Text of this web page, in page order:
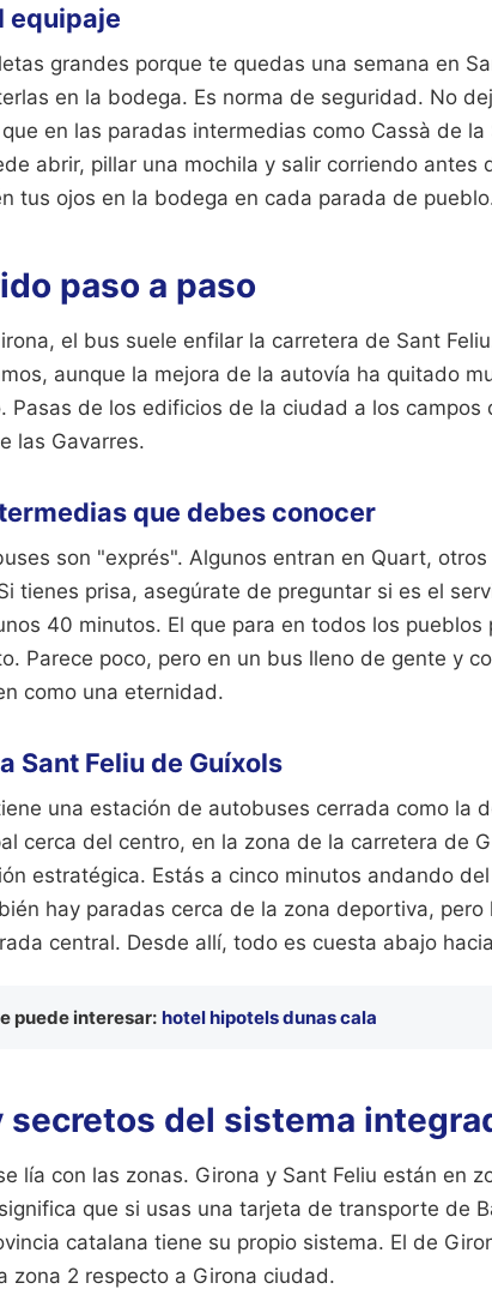
equipaje
grandes porque te quedas una semana en
en la bodega. Es norma de seguridad. No
en las paradas intermedias como Cassà de la
abrir, pillar una mochila y salir corriendo antes
tus ojos en la bodega en cada parada de
paso a paso
el bus suele enfilar la carretera de Sant
aunque la mejora de la autovía ha quitado
Pasas de los edificios de la ciudad a los campos
las Gavarres.
que debes conocer
son "exprés". Algunos entran en Quart,
tienes prisa, asegúrate de preguntar si es el
40 minutos. El que para en todos los
Parece poco, pero en un bus lleno de gente y
como una eternidad.
Sant Feliu de Guíxols
una estación de autobuses cerrada como la
cerca del centro, en la zona de la carretera de
estratégica. Estás a cinco minutos andando
hay paradas cerca de la zona deportiva,
central. Desde allí, todo es cuesta abajo
puede interesar: hotel hipotels dunas cala
secretos del sistema
lía con las zonas. Girona y Sant Feliu están en
que si usas una tarjeta de transporte de
catalana tiene su propio sistema. El de
zona 2 respecto a Girona ciudad.